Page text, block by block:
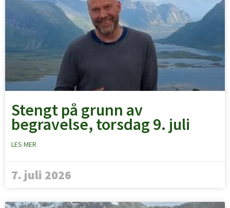
Stengt på grunn av
begravelse, torsdag 9. juli
LES MER
7. juli 2026